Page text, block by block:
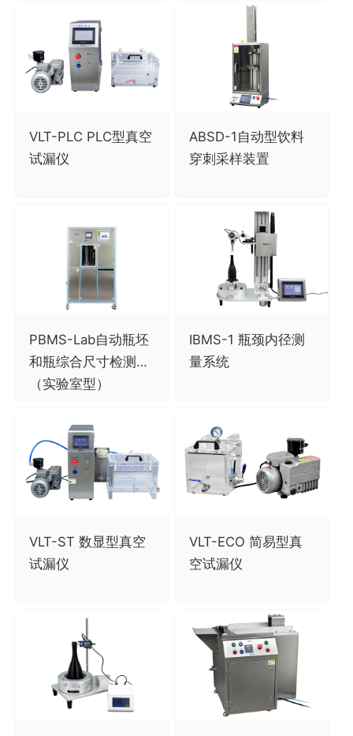
VLT-PLC PLC型真空
试漏仪
ABSD-1自动型饮料
穿刺采样装置
PBMS-Lab自动瓶坯
和瓶综合尺寸检测仪
（实验室型）
IBMS-1 瓶颈内径测
量系统
VLT-ST 数显型真空
试漏仪
VLT-ECO 简易型真
空试漏仪